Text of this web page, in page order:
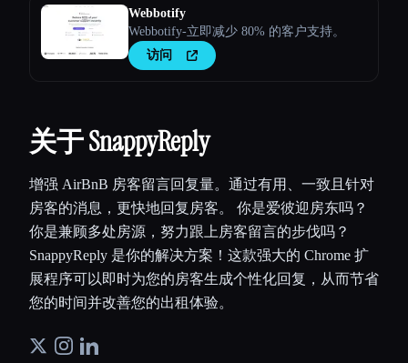
Webbotify
Webbotify-立即减少 80% 的客户支持。
访问
关于 SnappyReply
增强 AirBnB 房客留言回复量。通过有用、一致且针对
房客的消息，更快地回复房客。 你是爱彼迎房东吗？
你是兼顾多处房源，努力跟上房客留言的步伐吗？
SnappyReply 是你的解决方案！这款强大的 Chrome 扩
展程序可以即时为您的房客生成个性化回复，从而节省
您的时间并改善您的出租体验。